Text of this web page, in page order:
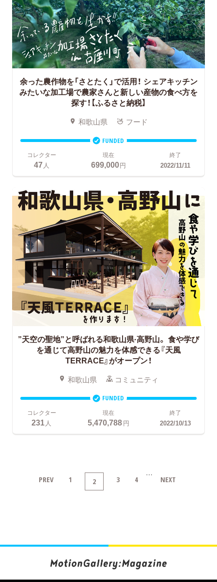
余った農作物を「さとたく」で活用！ シェアキッチン
みたいな加工場で農家さんと新しい産物の食べ方を
探す！【ふるさと納税】
和歌山県 フード
FUNDED
コレクター
47人
現在
699,000円
終了
2022/11/11
”天空の聖地”と呼ばれる和歌山県·高野山。 食や学び
を通じて高野山の魅力を体感できる『天風
TERRACE』がオープン！
和歌山県 コミュニティ
FUNDED
コレクター
231 人
現在
5,470,788円
終了
2022/10/13
PREV 1 2 3 4 … NEXT